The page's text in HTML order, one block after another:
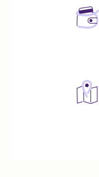
Richard Rodgers
5th Avenue - 1.1
Hudson River Park
Empire State
New York Public
The nearest
LaGuardia Airport
Teterboro, NJ
Newark Liberty
John F. Kennedy